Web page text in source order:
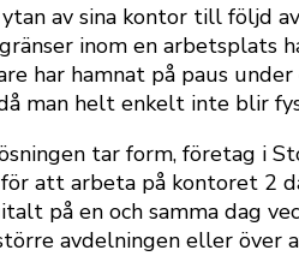
av sina kontor till följd
inom en
har hamnat på paus
man helt enkelt inte blir
tar form, företag i
att arbeta på kontoret 2
på en och samma dag
avdelningen eller över